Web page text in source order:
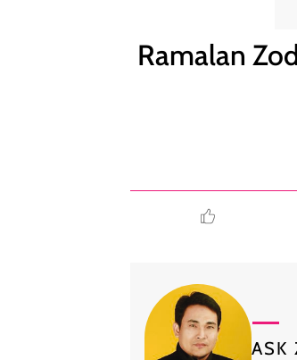
Ramalan
ASK